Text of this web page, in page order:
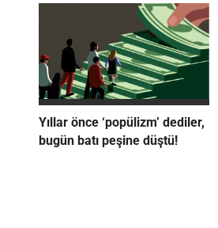
Yıllar önce ‘popülizm’ dediler,
bugün batı peşine düştü!